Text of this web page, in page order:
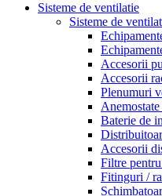
Sisteme de ventilatie
Sisteme de
Accesorii
Accesorii
Plenumuri
Baterie de
Accesorii
Filtre
Fitinguri /